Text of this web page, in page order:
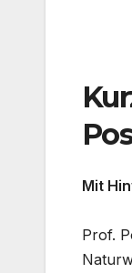
Mit
Prof.